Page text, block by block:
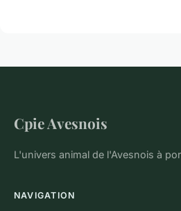
Cpie Avesnois
L'univers animal de l'Avesnois à
NAVIGATION